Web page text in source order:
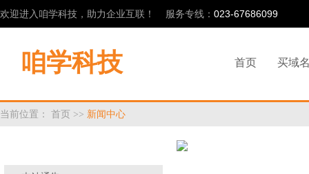
欢迎进入咱学科技，助力企业互联！ 服务专线： 023-67686099
咱学科技 首页 买域
当前位置： 首页 >> 新闻中心